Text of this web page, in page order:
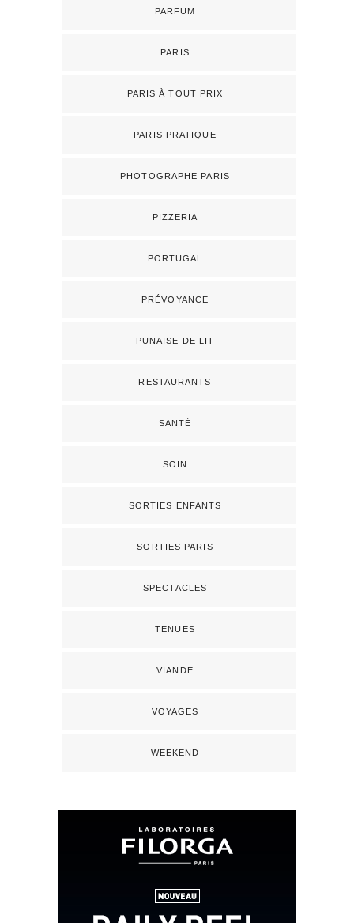
PARFUM
PARIS
PARIS À TOUT PRIX
PARIS PRATIQUE
PHOTOGRAPHE PARIS
PIZZERIA
PORTUGAL
PRÉVOYANCE
PUNAISE DE LIT
RESTAURANTS
SANTÉ
SOIN
SORTIES ENFANTS
SORTIES PARIS
SPECTACLES
TENUES
VIANDE
VOYAGES
WEEKEND